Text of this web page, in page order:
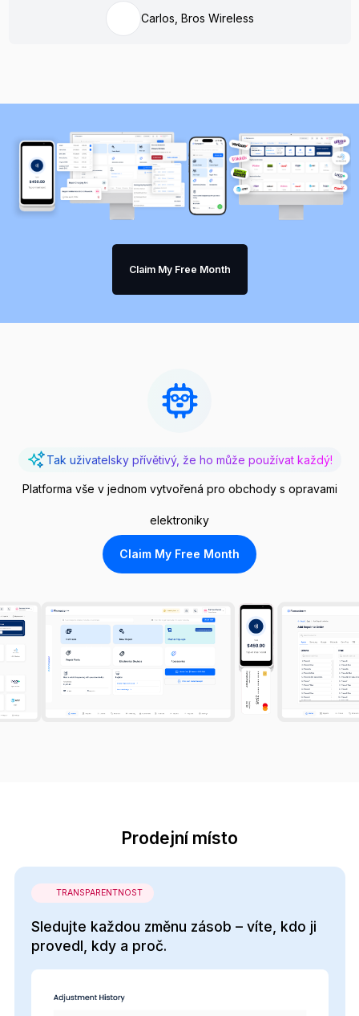
Carlos, Bros Wireless
Claim My Free Month
Tak uživatelsky přívětivý, že ho může používat každý!
Platforma vše v jednom vytvořená pro obchody s opravami
elektroniky
Claim My Free Month
Prodejní místo
TRANSPARENTNOST
Sledujte každou změnu zásob – víte, kdo ji
provedl, kdy a proč.